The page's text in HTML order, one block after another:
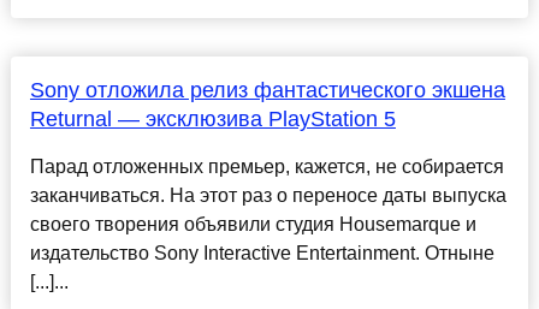
Sony отложила релиз фантастического экшена
Returnal — эксклюзива PlayStation 5
Парад отложенных премьер, кажется, не собирается
заканчиваться. На этот раз о переносе даты выпуска
своего творения объявили студия Housemarque и
издательство Sony Interactive Entertainment. Отныне
[...]...